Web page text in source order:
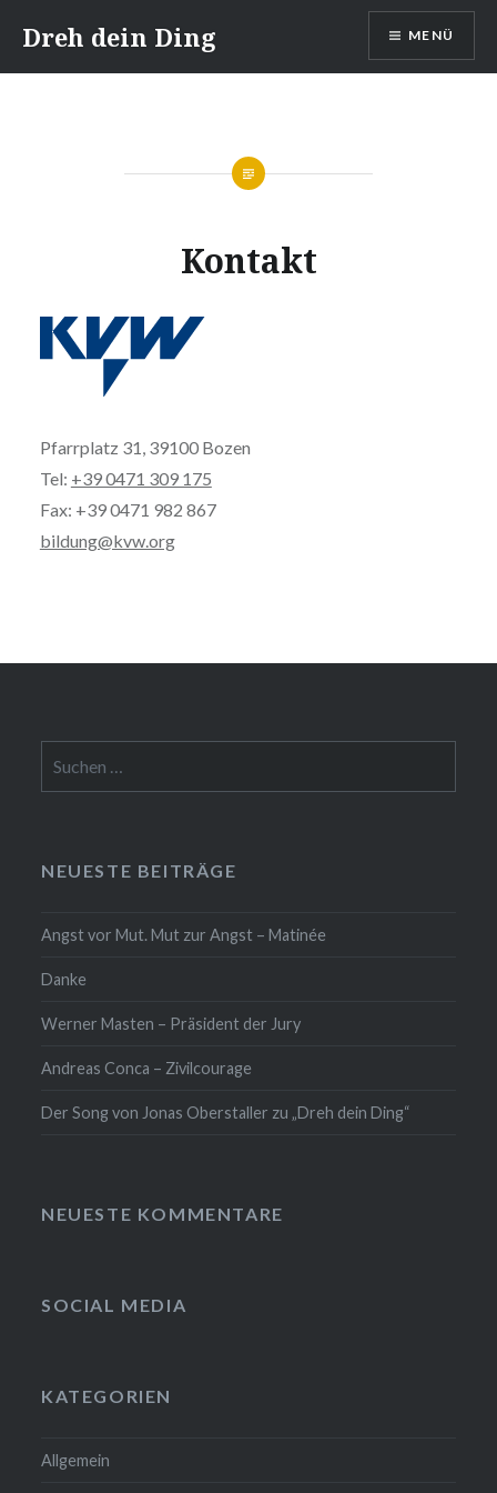
zum
Inhalt
Dreh dein Ding MENÜ
Kontakt
Pfarrplatz 31, 39100 Bozen
Tel: +39 0471 309 175
Fax: +39 0471 982 867
bildung@kvw.org
nach:
NEUESTE BEITRÄGE
Angst vor Mut. Mut zur Angst – Matinée
Danke
Werner Masten – Präsident der Jury
Andreas Conca – Zivilcourage
Der Song von Jonas Oberstaller zu „Dreh dein Ding“
NEUESTE KOMMENTARE
SOCIAL MEDIA
KATEGORIEN
Allgemein